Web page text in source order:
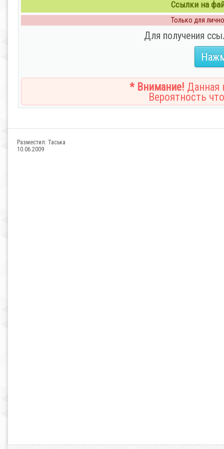
Ссылки на
Только для
Для получения
* Внимание! Данная
Вероятность
Разместил: Таська
10.06.2009